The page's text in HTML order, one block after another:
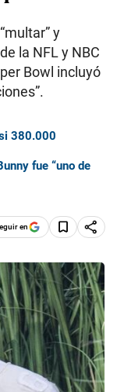
y
la NFL y NBC
Bowl incluyó
380.000
fue “uno de
en